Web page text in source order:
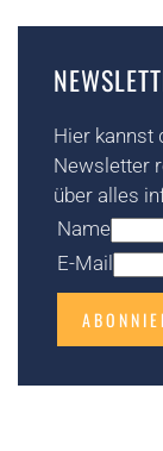
Hier kannst
Newsletter
über alles
Name
E-Mail